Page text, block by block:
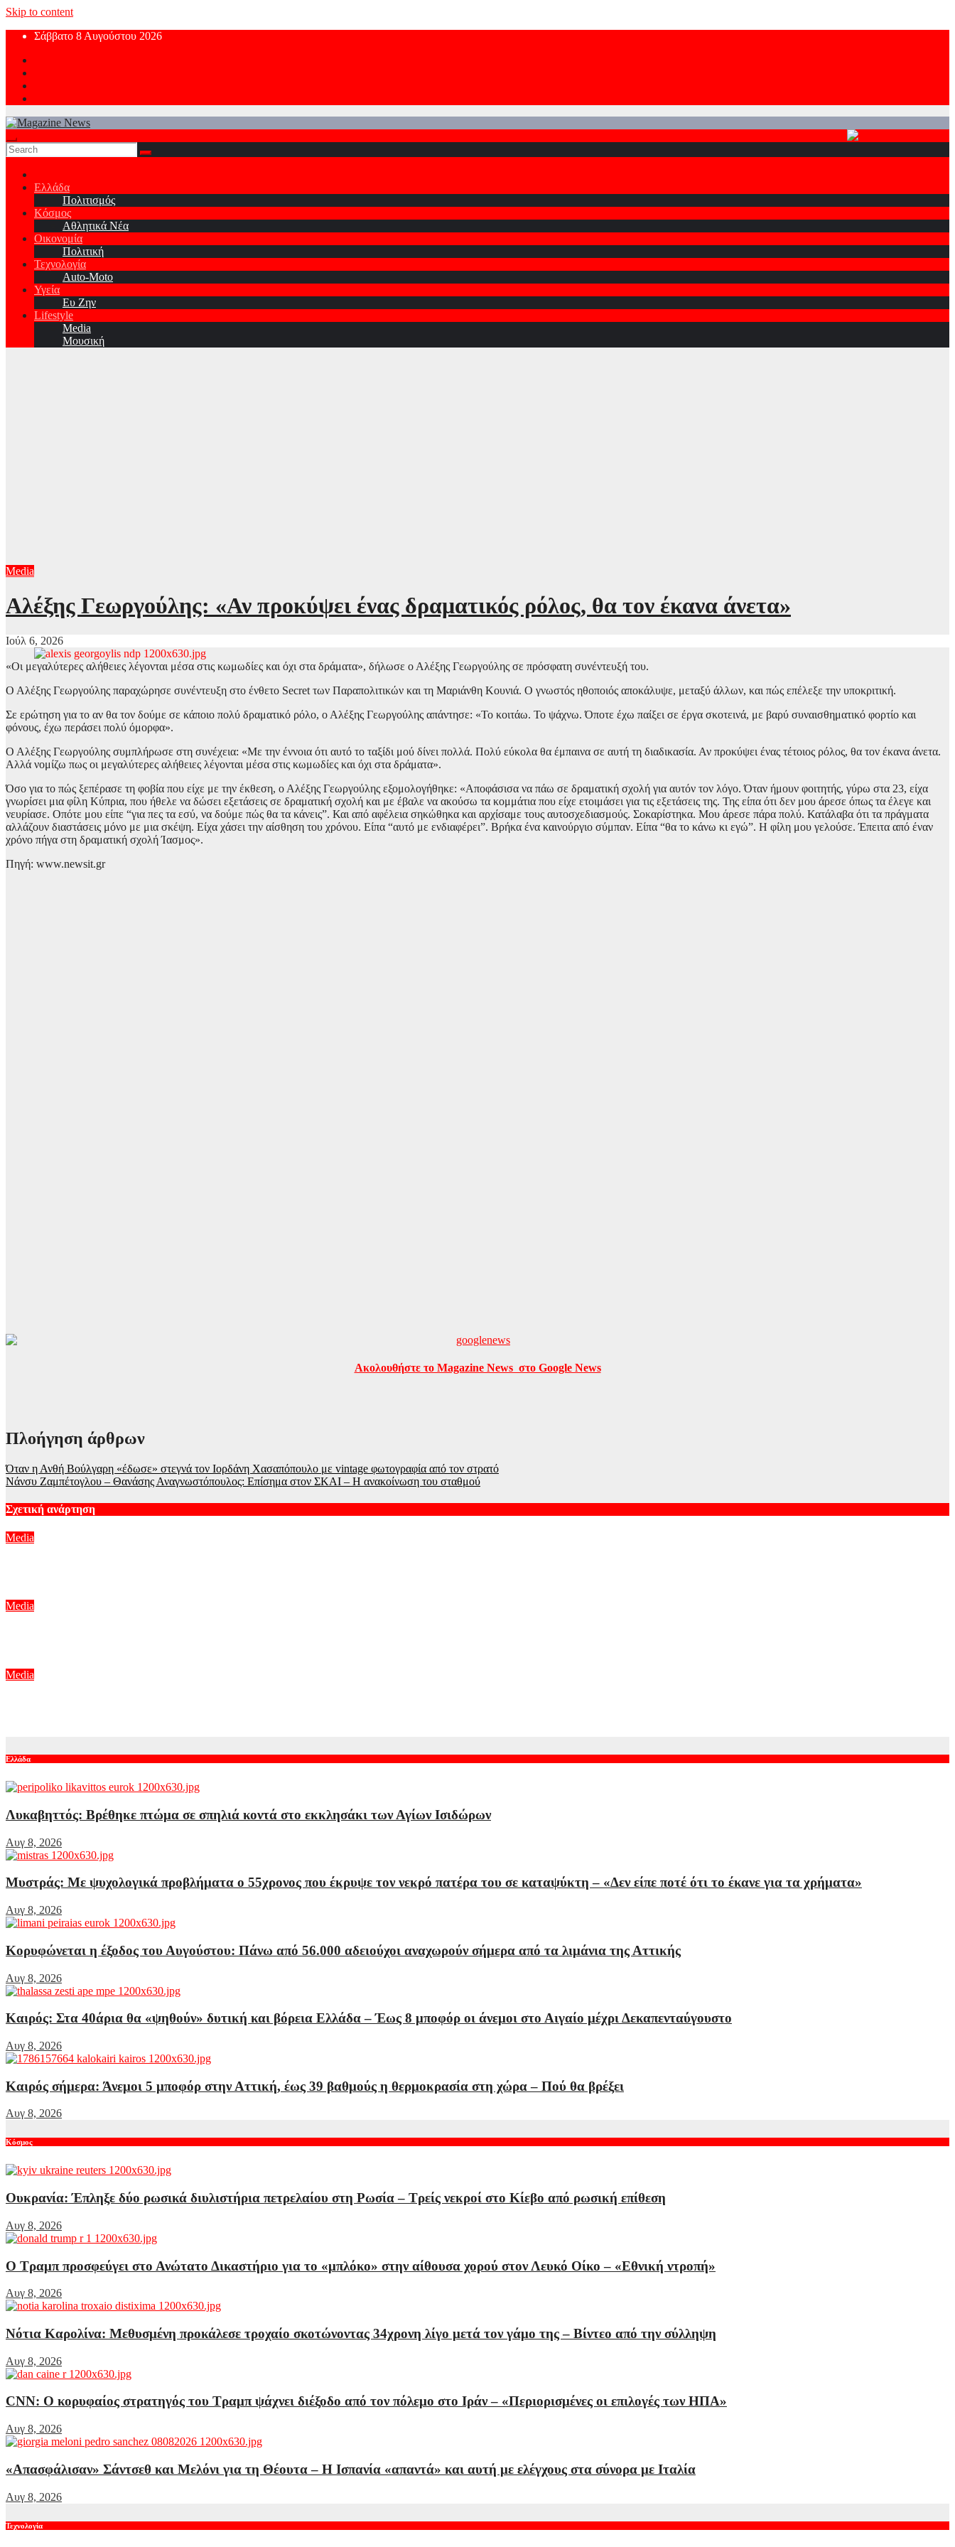
Skip to content
Σάββατο 8 Αυγούστου 2026
Ελλάδα
Πολιτισμός
Κόσμος
Αθλητικά Νέα
Οικονομία
Πολιτική
Τεχνολογία
Auto-Moto
Υγεία
Ευ Ζην
Lifestyle
Media
Μουσική
Media
Αλέξης Γεωργούλης: «Αν προκύψει ένας δραματικός ρόλος, θα τον έκανα άνετα»
Ιούλ 6, 2026
«Οι μεγαλύτερες αλήθειες λέγονται μέσα στις κωμωδίες και όχι στα δράματα», δήλωσε ο Αλέξης Γεωργούλης σε πρόσφατη συνέντευξή του.
Ο Αλέξης Γεωργούλης παραχώρησε συνέντευξη στο ένθετο Secret των Παραπολιτικών και τη Μαριάνθη Κουνιά. Ο γνωστός ηθοποιός αποκάλυψε, μεταξύ άλλων, και πώς επέλεξε την υποκριτική.
Σε ερώτηση για το αν θα τον δούμε σε κάποιο πολύ δραματικό ρόλο, ο Αλέξης Γεωργούλης απάντησε: «Το κοιτάω. Το ψάχνω. Όποτε έχω παίξει σε έργα σκοτεινά, με βαρύ συναισθηματικό φορτίο και
φόνους, έχω περάσει πολύ όμορφα».
Ο Αλέξης Γεωργούλης συμπλήρωσε στη συνέχεια: «Με την έννοια ότι αυτό το ταξίδι μού δίνει πολλά. Πολύ εύκολα θα έμπαινα σε αυτή τη διαδικασία. Αν προκύψει ένας τέτοιος ρόλος, θα τον έκανα άνετα.
Αλλά νομίζω πως οι μεγαλύτερες αλήθειες λέγονται μέσα στις κωμωδίες και όχι στα δράματα».
Όσο για το πώς ξεπέρασε τη φοβία που είχε με την έκθεση, ο Αλέξης Γεωργούλης εξομολογήθηκε: «Αποφάσισα να πάω σε δραματική σχολή για αυτόν τον λόγο. Όταν ήμουν φοιτητής, γύρω στα 23, είχα
γνωρίσει μια φίλη Κύπρια, που ήθελε να δώσει εξετάσεις σε δραματική σχολή και με έβαλε να ακούσω τα κομμάτια που είχε ετοιμάσει για τις εξετάσεις της. Της είπα ότι δεν μου άρεσε όπως τα έλεγε και
νευρίασε. Οπότε μου είπε “για πες τα εσύ, να δούμε πώς θα τα κάνεις”. Και από αφέλεια σηκώθηκα και αρχίσαμε τους αυτοσχεδιασμούς. Σοκαρίστηκα. Μου άρεσε πάρα πολύ. Κατάλαβα ότι τα πράγματα
αλλάζουν διαστάσεις μόνο με μια σκέψη. Είχα χάσει την αίσθηση του χρόνου. Είπα “αυτό με ενδιαφέρει”. Βρήκα ένα καινούργιο σύμπαν. Είπα “θα το κάνω κι εγώ”. Η φίλη μου γελούσε. Έπειτα από έναν
χρόνο πήγα στη δραματική σχολή Ίασμος».
Πηγή: www.newsit.gr
Ακολουθήστε το Magazine News στο Google News
Πλοήγηση άρθρων
Όταν η Ανθή Βούλγαρη «έδωσε» στεγνά τον Ιορδάνη Χασαπόπουλο με vintage φωτογραφία από τον στρατό
Νάνσυ Ζαμπέτογλου – Θανάσης Αναγνωστόπουλος: Επίσημα στον ΣΚΑΙ – Η ανακοίνωση του σταθμού
Σχετική ανάρτηση
Media
Media
Media
Ελλάδα
Λυκαβηττός: Βρέθηκε πτώμα σε σπηλιά κοντά στο εκκλησάκι των Αγίων Ισιδώρων
Αυγ 8, 2026
Μυστράς: Με ψυχολογικά προβλήματα ο 55χρονος που έκρυψε τον νεκρό πατέρα του σε καταψύκτη – «Δεν είπε ποτέ ότι το έκανε για τα χρήματα»
Αυγ 8, 2026
Κορυφώνεται η έξοδος του Αυγούστου: Πάνω από 56.000 αδειούχοι αναχωρούν σήμερα από τα λιμάνια της Αττικής
Αυγ 8, 2026
Καιρός: Στα 40άρια θα «ψηθούν» δυτική και βόρεια Ελλάδα – Έως 8 μποφόρ οι άνεμοι στο Αιγαίο μέχρι Δεκαπενταύγουστο
Αυγ 8, 2026
Καιρός σήμερα: Άνεμοι 5 μποφόρ στην Αττική, έως 39 βαθμούς η θερμοκρασία στη χώρα – Πού θα βρέξει
Αυγ 8, 2026
Κόσμος
Ουκρανία: Έπληξε δύο ρωσικά διυλιστήρια πετρελαίου στη Ρωσία – Τρείς νεκροί στο Κίεβο από ρωσική επίθεση
Αυγ 8, 2026
Ο Τραμπ προσφεύγει στο Ανώτατο Δικαστήριο για το «μπλόκο» στην αίθουσα χορού στον Λευκό Οίκο – «Εθνική ντροπή»
Αυγ 8, 2026
Νότια Καρολίνα: Μεθυσμένη προκάλεσε τροχαίο σκοτώνοντας 34χρονη λίγο μετά τον γάμο της – Βίντεο από την σύλληψη
Αυγ 8, 2026
CNN: Ο κορυφαίος στρατηγός του Τραμπ ψάχνει διέξοδο από τον πόλεμο στο Ιράν – «Περιορισμένες οι επιλογές των ΗΠΑ»
Αυγ 8, 2026
«Απασφάλισαν» Σάντσεθ και Μελόνι για τη Θέουτα – Η Ισπανία «απαντά» και αυτή με ελέγχους στα σύνορα με Ιταλία
Αυγ 8, 2026
Τεχνολογία